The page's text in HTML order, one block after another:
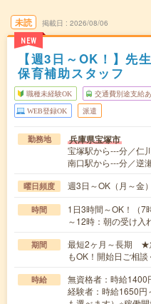
未読
NEW
掲載日 2026/08/06
【週3日～OK！】先
保育補助スタッフ
職種未経験OK 交通費別途支給
WEB登録OK 派遣
勤務地 兵庫県宝塚市
宝塚駅から---分／仁
南口駅から---分／逆
曜日頻度 週3日～OK（月～金）
時間
1日3時間～OK！（
～12時：朝の受け
期間
最短2ヶ月～長期 ★
もOK！開始日ご相談
時給
無資格者：時給
経験者：時給1650